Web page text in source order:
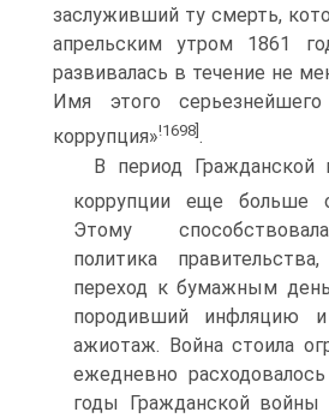
заслуживший ту смерть,
апрельским утром 1861
развивалась в течение не
Имя этого
коррупция»!1698] .
В период Гражданской
коррупции еще больше
Этому
политика
переход к бумажным
породивший инфляцию и
ажиотаж. Война стоила
ежедневно
годы Гражданской войны